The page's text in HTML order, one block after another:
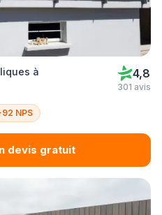
à
4,8
301 avis
NPS
devis gratuit